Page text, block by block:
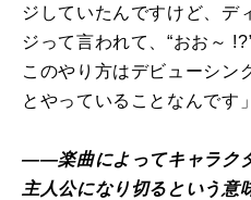
ジしていたんですけど、デ
ジって言われて、“おお～
このやり方はデビューシン
とやっていることなんです」
――楽曲によってキャラク
主人公になり切るという意